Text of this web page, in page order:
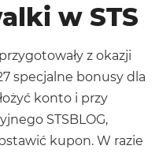
w STS
przygotowały z okazji
specjalne bonusy dla
konto i przy
STSBLOG,
kupon. W razie